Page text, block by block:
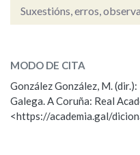
Pertence a
Suxestións, erros,
ESCOLLE UNHA
Observación
Propoño mellorar a
MODO DE CITA
González González, M.
Galega. A Coruña: Real
<https://academia.gal/